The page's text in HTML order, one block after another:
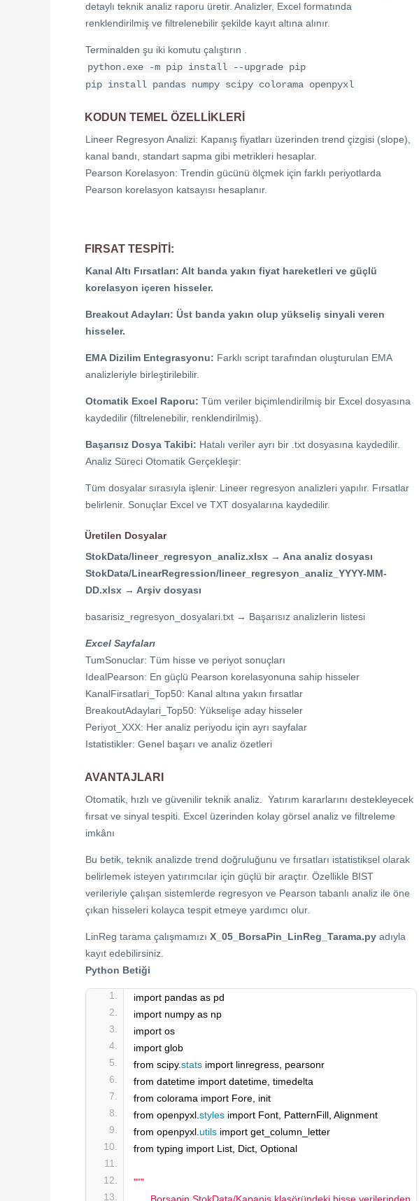
detaylı teknik analiz raporu üretir. Analizler, Excel formatında
renklendirilmiş ve filtrelenebilir şekilde kayıt altına alınır.
Terminalden şu iki komutu çalıştırın .
python.exe -m pip install --upgrade pip
pip install pandas numpy scipy colorama openpyxl
KODUN TEMEL ÖZELLIKLERI
Lineer Regresyon Analizi: Kapanış fiyatları üzerinden trend çizgisi (slope),
kanal bandı, standart sapma gibi metrikleri hesaplar.
Pearson Korelasyon: Trendin gücünü ölçmek için farklı periyotlarda
Pearson korelasyon katsayısı hesaplanır.
FIRSAT TESPITI:
Kanal Altı Fırsatları: Alt banda yakın fiyat hareketleri ve güçlü
korelasyon içeren hisseler.
Breakout Adayları: Üst banda yakın olup yükseliş sinyali veren
hisseler.
EMA Dizilim Entegrasyonu: Farklı script tarafından oluşturulan EMA
analizleriyle birleştirilebilir.
Otomatik Excel Raporu: Tüm veriler biçimlendirilmiş bir Excel dosyasına
kaydedilir (filtrelenebilir, renklendirilmiş).
Başarısız Dosya Takibi: Hatalı veriler ayrı bir .txt dosyasına kaydedilir.
Analiz Süreci Otomatik Gerçekleşir:
Tüm dosyalar sırasıyla işlenir. Lineer regresyon analizleri yapılır. Fırsatlar
belirlenir. Sonuçlar Excel ve TXT dosyalarına kaydedilir.
Üretilen Dosyalar
StokData/lineer_regresyon_analiz.xlsx → Ana analiz dosyası
StokData/LinearRegression/lineer_regresyon_analiz_YYYY-MM-
DD.xlsx → Arşiv dosyası
basarisiz_regresyon_dosyalari.txt → Başarısız analizlerin listesi
Excel Sayfaları
TumSonuclar: Tüm hisse ve periyot sonuçları
IdealPearson: En güçlü Pearson korelasyonuna sahip hisseler
KanalFirsatlari_Top50: Kanal altına yakın fırsatlar
BreakoutAdaylari_Top50: Yükselişe aday hisseler
Periyot_XXX: Her analiz periyodu için ayrı sayfalar
Istatistikler: Genel başarı ve analiz özetleri
AVANTAJLARI
Otomatik, hızlı ve güvenilir teknik analiz. Yatırım kararlarını destekleyecek
fırsat ve sinyal tespiti. Excel üzerinden kolay görsel analiz ve filtreleme
imkânı
Bu betik, teknik analizde trend doğruluğunu ve fırsatları istatistiksel olarak
belirlemek isteyen yatırımcılar için güçlü bir araçtır. Özellikle BIST
verileriyle çalışan sistemlerde regresyon ve Pearson tabanlı analiz ile öne
çıkan hisseleri kolayca tespit etmeye yardımcı olur.
LinReg tarama çalışmamızı X_05_BorsaPin_LinReg_Tarama.py adıyla
kayıt edebilirsiniz.
Python Betiği
import pandas as pd
import numpy as np
import os
import glob
from scipy.stats import linregress, pearsonr
from datetime import datetime, timedelta
from colorama import Fore, init
from openpyxl. styles import Font, PatternFill, Alignment
from openpyxl. utils import get_column_letter
from typing import List, Dict, Optional
"""
      Borsapin StokData/Kapanis klasöründeki hisse verilerinden